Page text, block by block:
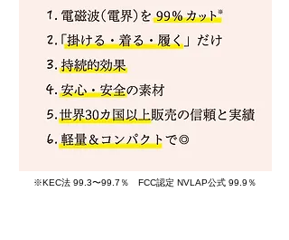
※KEC法 99.3〜99.7％ FCC認定 NVLAP公式 99.9％